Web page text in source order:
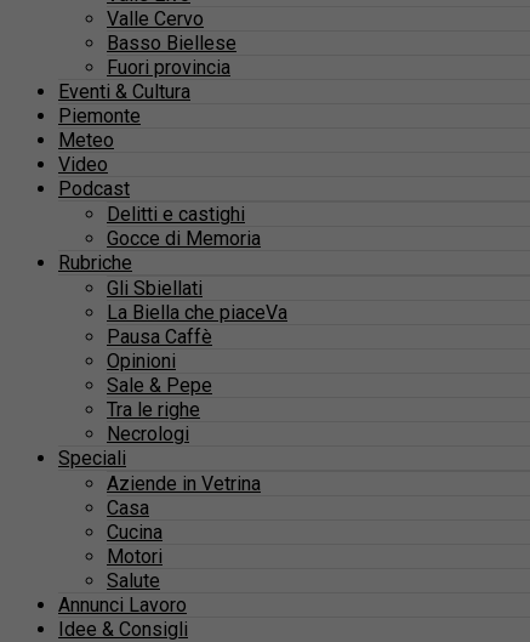
Valle Cervo
Basso Biellese
Fuori provincia
Eventi & Cultura
Piemonte
Meteo
Video
Podcast
Delitti e castighi
Gocce di Memoria
Rubriche
Gli Sbiellati
La Biella che piaceVa
Pausa Caffè
Opinioni
Sale & Pepe
Tra le righe
Necrologi
Speciali
Aziende in Vetrina
Casa
Cucina
Motori
Salute
Annunci Lavoro
Idee & Consigli